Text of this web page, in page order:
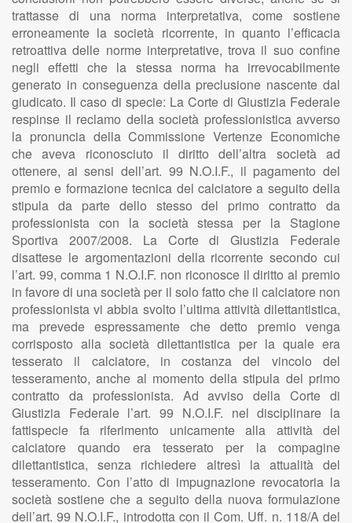
trattasse di una norma interpretativa, come sostiene
erroneamente la società ricorrente, in quanto l’efficacia
retroattiva delle norme interpretative, trova il suo confine
negli effetti che la stessa norma ha irrevocabilmente
generato in conseguenza della preclusione nascente dal
giudicato. Il caso di specie: La Corte di Giustizia Federale
respinse il reclamo della società professionistica avverso
la pronuncia della Commissione Vertenze Economiche
che aveva riconosciuto il diritto dell’altra società ad
ottenere, ai sensi dell’art. 99 N.O.I.F., il pagamento del
premio e formazione tecnica del calciatore a seguito della
stipula da parte dello stesso del primo contratto da
professionista con la società stessa per la Stagione
Sportiva 2007/2008. La Corte di Giustizia Federale
disattese le argomentazioni della ricorrente secondo cui
l’art. 99, comma 1 N.O.I.F. non riconosce il diritto al premio
in favore di una società per il solo fatto che il calciatore non
professionista vi abbia svolto l’ultima attività dilettantistica,
ma prevede espressamente che detto premio venga
corrisposto alla società dilettantistica per la quale era
tesserato il calciatore, in costanza del vincolo del
tesseramento, anche al momento della stipula del primo
contratto da professionista. Ad avviso della Corte di
Giustizia Federale l’art. 99 N.O.I.F. nel disciplinare la
fattispecie fa riferimento unicamente alla attività del
calciatore quando era tesserato per la compagine
dilettantistica, senza richiedere altresì la attualità del
tesseramento. Con l’atto di impugnazione revocatoria la
società sostiene che a seguito della nuova formulazione
dell’art. 99 N.O.I.F., introdotta con il Com. Uff. n. 118/A del